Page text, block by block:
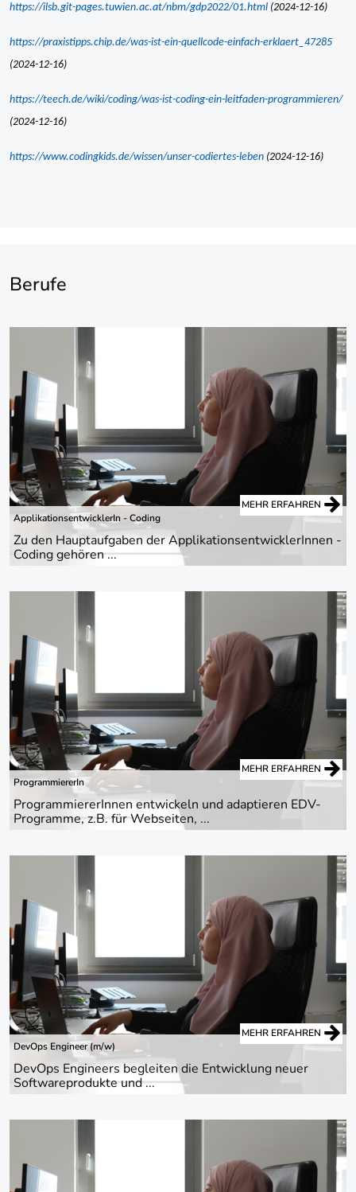
https://ilsb.git-pages.tuwien.ac.at/nbm/gdp2022/01.html (2024-12-16)
https://praxistipps.chip.de/was-ist-ein-quellcode-einfach-erklaert_47285
(2024-12-16)
https://teech.de/wiki/coding/was-ist-coding-ein-leitfaden-programmieren/
(2024-12-16)
https://www.codingkids.de/wissen/unser-codiertes-leben (2024-12-16)
Berufe
ApplikationsentwicklerIn - Coding
Zu den Hauptaufgaben der ApplikationsentwicklerInnen -
Coding gehören ...
MEHR ERFAHREN
ProgrammiererIn
ProgrammiererInnen entwickeln und adaptieren EDV-
Programme, z.B. für Webseiten, ...
MEHR ERFAHREN
DevOps Engineer (m/w)
DevOps Engineers begleiten die Entwicklung neuer
Softwareprodukte und ...
MEHR ERFAHREN